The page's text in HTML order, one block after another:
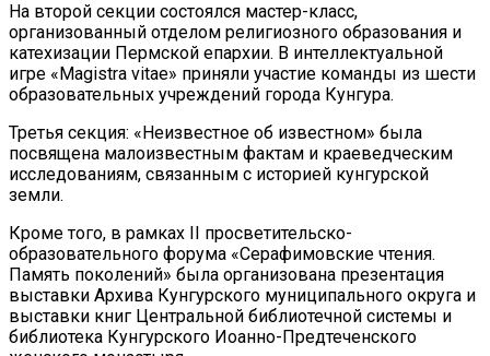
На второй секции состоялся мастер-класс,
организованный отделом религиозного образования и
катехизации Пермской епархии. В интеллектуальной
игре «Magistra vitae» приняли участие команды из шести
образовательных учреждений города Кунгура.
Третья секция: «Неизвестное об известном» была
посвящена малоизвестным фактам и краеведческим
исследованиям, связанным с историей кунгурской
земли.
Кроме того, в рамках II просветительско-
образовательного форума «Серафимовские чтения.
Память поколений» была организована презентация
выставки Архива Кунгурского муниципального округа и
выставки книг Центральной библиотечной системы и
библиотека Кунгурского Иоанно-Предтеченского